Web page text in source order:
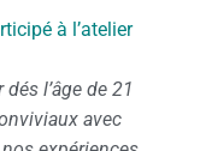
à l’atelier
l’âge de 21
avec